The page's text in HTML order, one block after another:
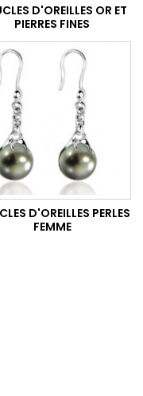
D'OREILLES OR ET
PIERRES FINES
D'OREILLES PERLES
FEMME